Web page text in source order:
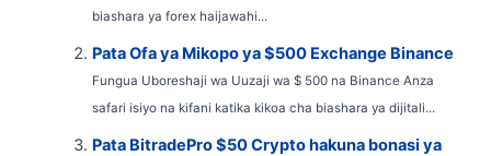
biashara ya forex haijawahi...
Pata Ofa ya Mikopo ya $500 Exchange Binance
Fungua Uboreshaji wa Uuzaji wa $ 500 na Binance Anza
safari isiyo na kifani katika kikoa cha biashara ya dijitali...
Pata BitradePro $50 Crypto hakuna bonasi ya